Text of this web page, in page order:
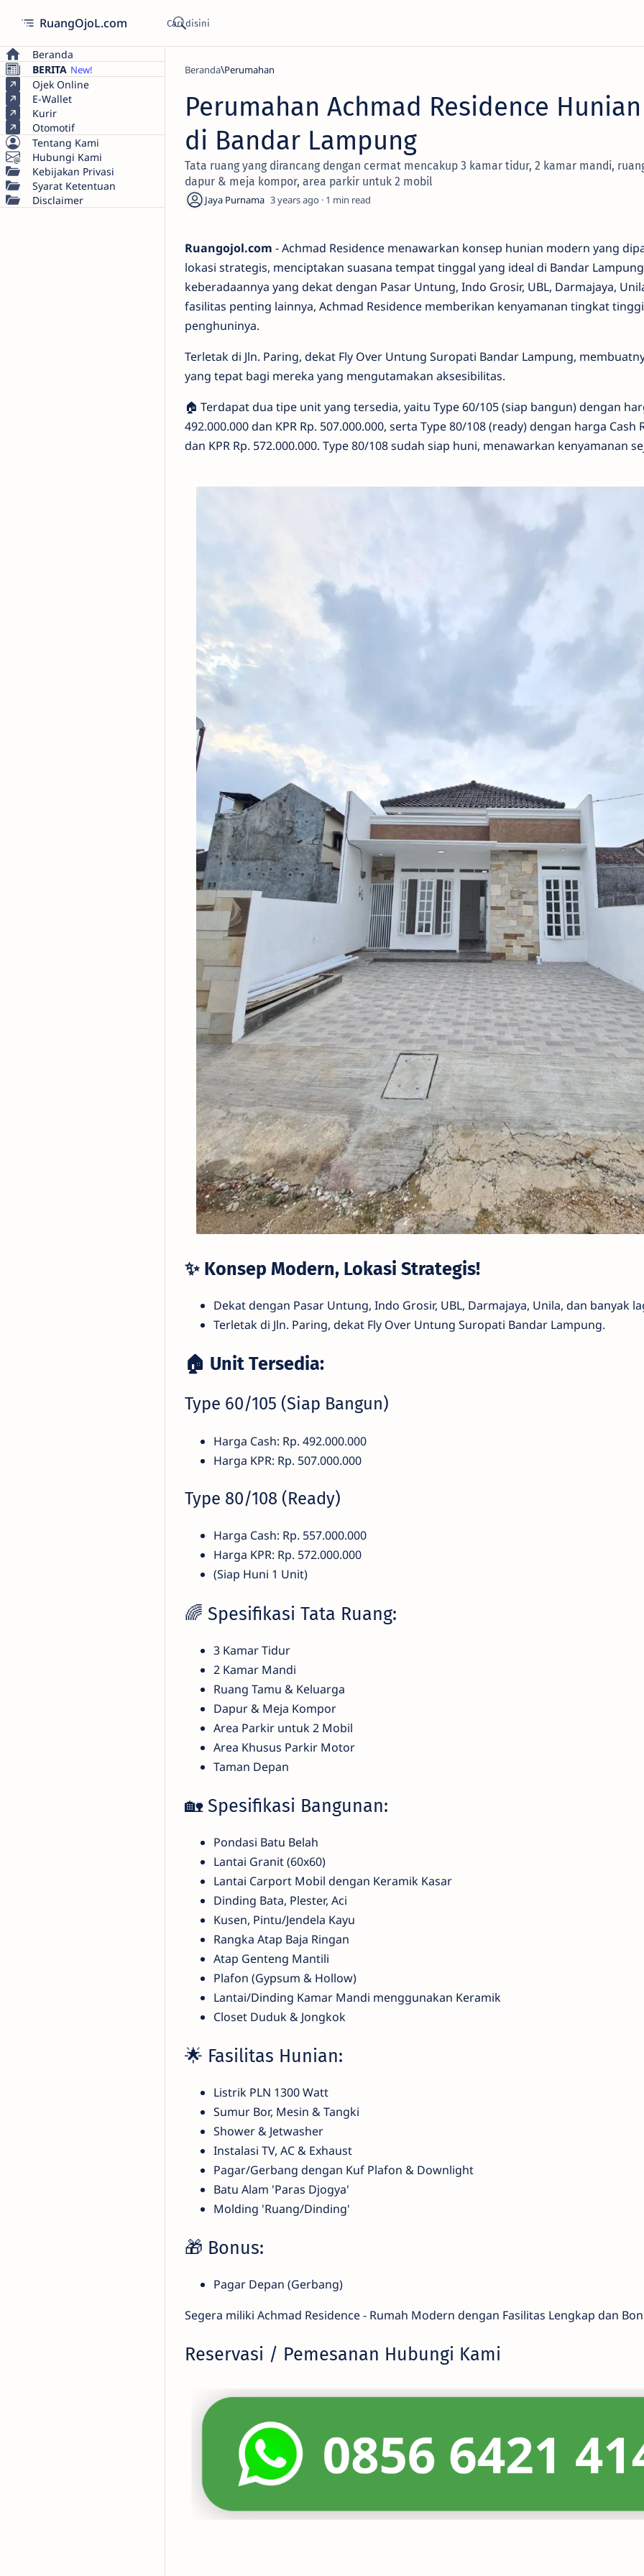
RuangOjoL.com
Beranda
BERITA
Ojek Online
E-Wallet
Kurir
Otomotif
Tentang Kami
Hubungi Kami
Kebijakan Privasi
Syarat Ketentuan
Disclaimer
Beranda Perumahan
Perumahan Achmad Residence
di Bandar Lampung
Tata ruang yang dirancang dengan cermat mencakup 3 kamar tidur, 2 kamar mandi,
dapur & meja kompor, area parkir untuk 2 mobil
3 years ago 1
Ruangojol.com - Achmad Residence menawarkan konsep hunian modern yang
lokasi strategis, menciptakan suasana tempat tinggal yang ideal di Bandar
keberadaannya yang dekat dengan Pasar Untung, Indo Grosir, UBL, Darmajaya,
fasilitas penting lainnya, Achmad Residence memberikan kenyamanan tingkat
penghuninya.
Terletak di Jln. Paring, dekat Fly Over Untung Suropati Bandar Lampung,
yang tepat bagi mereka yang mengutamakan aksesibilitas.
🏠 Terdapat dua tipe unit yang tersedia, yaitu Type 60/105 (siap bangun) dengan
492.000.000 dan KPR Rp. 507.000.000, serta Type 80/108 (ready) dengan harga Cash
dan KPR Rp. 572.000.000. Type 80/108 sudah siap huni, menawarkan kenyamanan
✨ Konsep Modern, Lokasi Strategis!
Dekat dengan Pasar Untung, Indo Grosir, UBL, Darmajaya, Unila, dan banyak
Terletak di Jln. Paring, dekat Fly Over Untung Suropati Bandar Lampung.
🏠 Unit Tersedia:
Type 60/105 (Siap Bangun)
Harga Cash: Rp. 492.000.000
Harga KPR: Rp. 507.000.000
Type 80/108 (Ready)
Harga Cash: Rp. 557.000.000
Harga KPR: Rp. 572.000.000
(Siap Huni 1 Unit)
🌈 Spesifikasi Tata Ruang:
3 Kamar Tidur
2 Kamar Mandi
Ruang Tamu & Keluarga
Dapur & Meja Kompor
Area Parkir untuk 2 Mobil
Area Khusus Parkir Motor
Taman Depan
🏡 Spesifikasi Bangunan:
Pondasi Batu Belah
Lantai Granit (60x60)
Lantai Carport Mobil dengan Keramik Kasar
Dinding Bata, Plester, Aci
Kusen, Pintu/Jendela Kayu
Rangka Atap Baja Ringan
Atap Genteng Mantili
Plafon (Gypsum & Hollow)
Lantai/Dinding Kamar Mandi menggunakan Keramik
Closet Duduk & Jongkok
🌟 Fasilitas Hunian:
Listrik PLN 1300 Watt
Sumur Bor, Mesin & Tangki
Shower & Jetwasher
Instalasi TV, AC & Exhaust
Pagar/Gerbang dengan Kuf Plafon & Downlight
Batu Alam 'Paras Djogya'
Molding 'Ruang/Dinding'
🎁 Bonus:
Pagar Depan (Gerbang)
Segera miliki Achmad Residence - Rumah Modern dengan Fasilitas Lengkap dan
Reservasi / Pemesanan Hubungi Kami